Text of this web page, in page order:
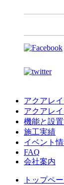
アクアレ
アクアレ
機能と設
施工実績
イベント
FAQ
会社案内
トップペ